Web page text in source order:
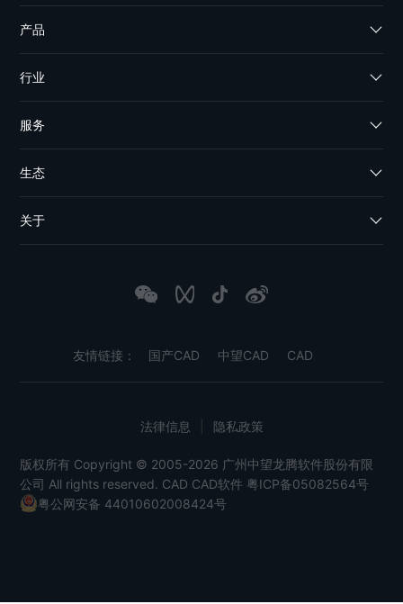
产品
行业
服务
生态
关于
友情链接： 国产CAD 中望CAD CAD
版权所有 Copyright © 2005-2026 广州中望龙腾软件股份有限
公司 All rights reserved. CAD CAD软件 粤ICP备05082564号
粤公网安备 44010602008424号
法律信息 隐私政策